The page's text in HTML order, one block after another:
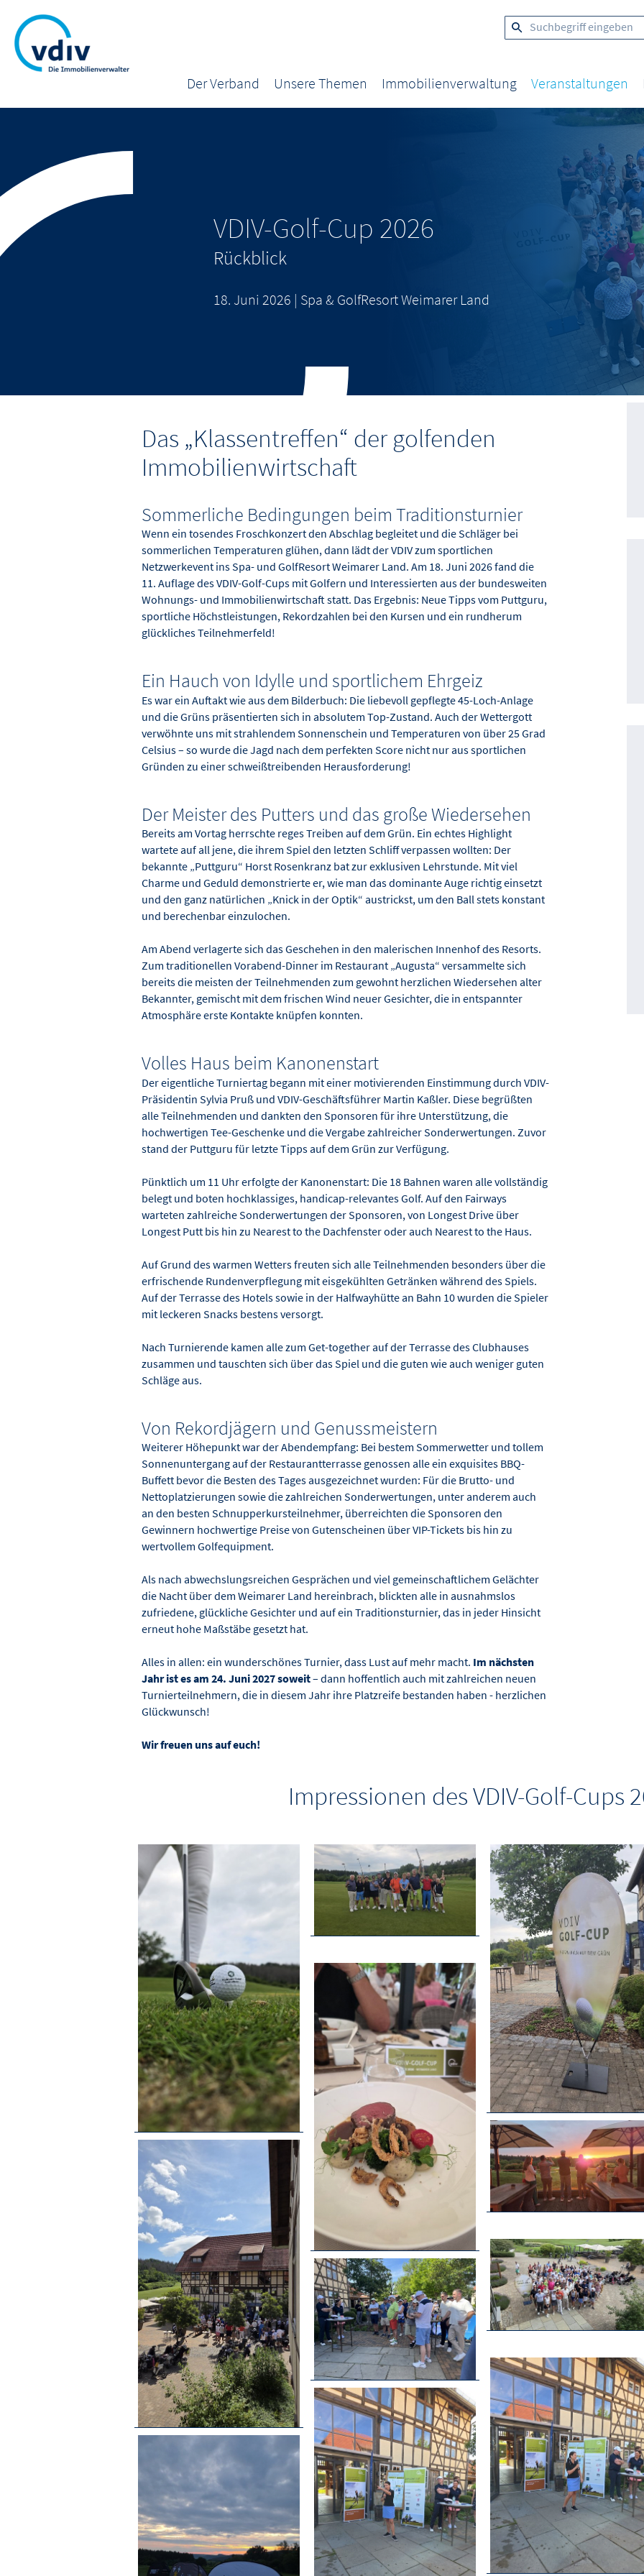
Der Verband Unsere Themen Immobilienverwaltung Veranstaltungen
VDIV-Golf-Cup 2026
Rückblick
18. Juni 2026 | Spa & GolfResort Weimarer Land
Das „Klassentreffen“ der golfenden
Immobilienwirtschaft
Sommerliche Bedingungen beim Traditionsturnier
Wenn ein tosendes Froschkonzert den Abschlag begleitet und die Schläger bei
sommerlichen Temperaturen glühen, dann lädt der VDIV zum sportlichen
Netzwerkevent ins Spa- und GolfResort Weimarer Land. Am 18. Juni 2026 fand die
11. Auflage des VDIV-Golf-Cups mit Golfern und Interessierten aus der bundesweiten
Wohnungs- und Immobilienwirtschaft statt. Das Ergebnis: Neue Tipps vom Puttguru,
sportliche Höchstleistungen, Rekordzahlen bei den Kursen und ein rundherum
glückliches Teilnehmerfeld!
Ein Hauch von Idylle und sportlichem Ehrgeiz
Es war ein Auftakt wie aus dem Bilderbuch: Die liebevoll gepflegte 45-Loch-Anlage
und die Grüns präsentierten sich in absolutem Top-Zustand. Auch der Wettergott
verwöhnte uns mit strahlendem Sonnenschein und Temperaturen von über 25 Grad
Celsius – so wurde die Jagd nach dem perfekten Score nicht nur aus sportlichen
Gründen zu einer schweißtreibenden Herausforderung!
Der Meister des Putters und das große Wiedersehen
Bereits am Vortag herrschte reges Treiben auf dem Grün. Ein echtes Highlight
wartete auf all jene, die ihrem Spiel den letzten Schliff verpassen wollten: Der
bekannte „Puttguru“ Horst Rosenkranz bat zur exklusiven Lehrstunde. Mit viel
Charme und Geduld demonstrierte er, wie man das dominante Auge richtig einsetzt
und den ganz natürlichen „Knick in der Optik“ austrickst, um den Ball stets konstant
und berechenbar einzulochen.
Am Abend verlagerte sich das Geschehen in den malerischen Innenhof des Resorts.
Zum traditionellen Vorabend-Dinner im Restaurant „Augusta“ versammelte sich
bereits die meisten der Teilnehmenden zum gewohnt herzlichen Wiedersehen alter
Bekannter, gemischt mit dem frischen Wind neuer Gesichter, die in entspannter
Atmosphäre erste Kontakte knüpfen konnten.
Volles Haus beim Kanonenstart
Der eigentliche Turniertag begann mit einer motivierenden Einstimmung durch VDIV-
Präsidentin Sylvia Pruß und VDIV-Geschäftsführer Martin Kaßler. Diese begrüßten
alle Teilnehmenden und dankten den Sponsoren für ihre Unterstützung, die
hochwertigen Tee-Geschenke und die Vergabe zahlreicher Sonderwertungen. Zuvor
stand der Puttguru für letzte Tipps auf dem Grün zur Verfügung.
Pünktlich um 11 Uhr erfolgte der Kanonenstart: Die 18 Bahnen waren alle vollständig
belegt und boten hochklassiges, handicap-relevantes Golf. Auf den Fairways
warteten zahlreiche Sonderwertungen der Sponsoren, von Longest Drive über
Longest Putt bis hin zu Nearest to the Dachfenster oder auch Nearest to the Haus.
Auf Grund des warmen Wetters freuten sich alle Teilnehmenden besonders über die
erfrischende Rundenverpflegung mit eisgekühlten Getränken während des Spiels.
Auf der Terrasse des Hotels sowie in der Halfwayhütte an Bahn 10 wurden die Spieler
mit leckeren Snacks bestens versorgt.
Nach Turnierende kamen alle zum Get-together auf der Terrasse des Clubhauses
zusammen und tauschten sich über das Spiel und die guten wie auch weniger guten
Schläge aus.
Von Rekordjägern und Genussmeistern
Weiterer Höhepunkt war der Abendempfang: Bei bestem Sommerwetter und tollem
Sonnenuntergang auf der Restaurantterrasse genossen alle ein exquisites BBQ-
Buffett bevor die Besten des Tages ausgezeichnet wurden: Für die Brutto- und
Nettoplatzierungen sowie die zahlreichen Sonderwertungen, unter anderem auch
an den besten Schnupperkursteilnehmer, überreichten die Sponsoren den
Gewinnern hochwertige Preise von Gutenscheinen über VIP-Tickets bis hin zu
wertvollem Golfequipment.
Als nach abwechslungsreichen Gesprächen und viel gemeinschaftlichem Gelächter
die Nacht über dem Weimarer Land hereinbrach, blickten alle in ausnahmslos
zufriedene, glückliche Gesichter und auf ein Traditionsturnier, das in jeder Hinsicht
erneut hohe Maßstäbe gesetzt hat.
Alles in allen: ein wunderschönes Turnier, dass Lust auf mehr macht. Im nächsten
Jahr ist es am 24. Juni 2027 soweit– dann hoffentlich auch mit zahlreichen neuen
Turnierteilnehmern, die in diesem Jahr ihre Platzreife bestanden haben - herzlichen
Glückwunsch!
Wir freuen uns auf euch!
Impressionen des VDIV-Golf-Cups